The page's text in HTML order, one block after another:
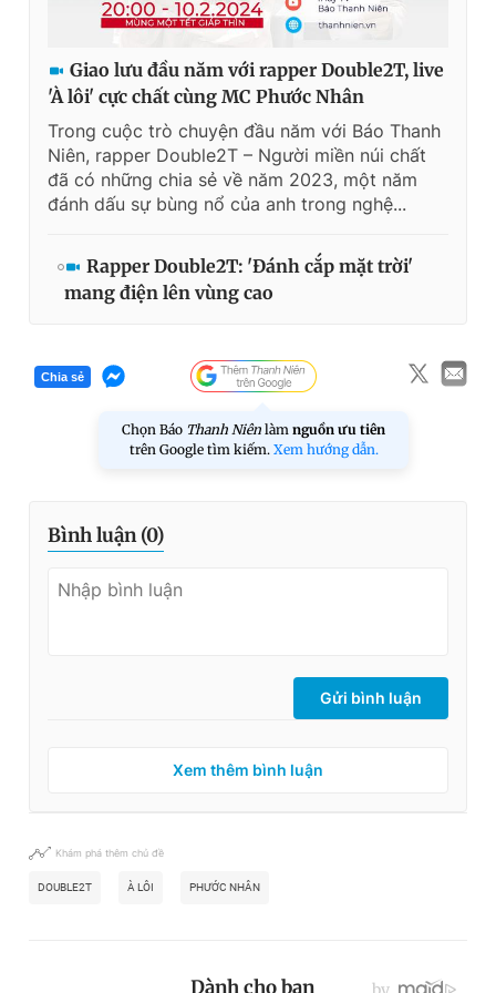
Giấy phép xuất bản số 110/GP - BTTTT cấp ngày 24.3.2020
chép dưới mọi hình thức nếu không có sự chấp thuận bằng văn
bản. Phát triển bởi ePi Technologies, JSC.
Giao lưu đầu năm với rapper Double2T, live
'À lôi' cực chất cùng MC Phước Nhân
Trong cuộc trò chuyện đầu năm với Báo Thanh
Niên, rapper Double2T – Người miền núi chất
đã có những chia sẻ về năm 2023, một năm
đánh dấu sự bùng nổ của anh trong nghệ...
Rapper Double2T: 'Đánh cắp mặt trời'
mang điện lên vùng cao
Chia sẻ
Chọn Báo Thanh Niên làm nguồn ưu tiên
trên Google tìm kiếm. Xem hướng dẫn.
Bình luận (0)
Gửi bình luận
Xem thêm bình luận
Khám phá thêm chủ đề
DOUBLE2T À LÔI PHƯỚC NHÂN